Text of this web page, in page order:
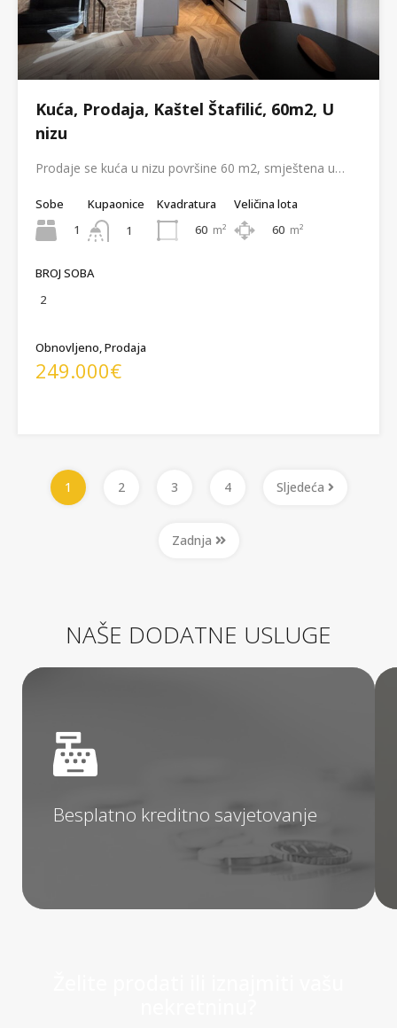
Kuća, Prodaja, Kaštel Štafilić, 60m2, U
nizu
Prodaje se kuća u nizu površine 60 m2, smještena u…
Sobe
1
Kupaonice
1
Kvadratura
60 m²
Veličina lota
60 m²
BROJ SOBA
2
Obnovljeno, Prodaja
249.000€
1 2 3 4 Sljedeća
Zadnja
NAŠE DODATNE USLUGE
Besplatno kreditno savjetovanje
Kao specijalizirana agencija za nekretnine, posvećeni smo